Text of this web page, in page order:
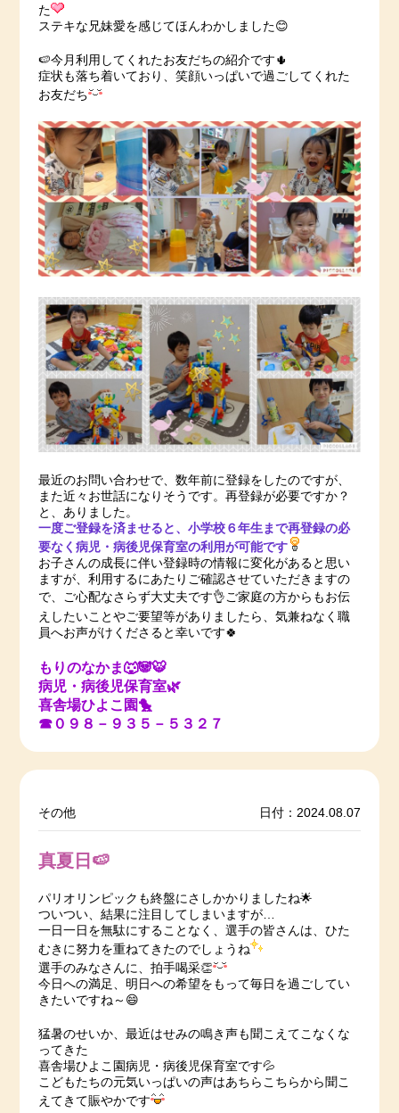
た
ステキな兄妹愛を感じてほんわかしました😊
🍉今月利用してくれたお友だちの紹介です🌵
症状も落ち着いており、笑顔いっぱいで過ごしてくれた
お友だち
最近のお問い合わせで、数年前に登録をしたのですが、
また近々お世話になりそうです。再登録が必要ですか？
と、ありました。
一度ご登録を済ませると、小学校６年生まで再登録の必
要なく病児・病後児保育室の利用が可能です
お子さんの成長に伴い登録時の情報に変化があると思い
ますが、利用するにあたりご確認させていただきますの
で、ご心配なさらず大丈夫です👌ご家庭の方からもお伝
えしたいことやご要望等がありましたら、気兼ねなく職
員へお声がけくださると幸いです🍀
もりのなかま🐺🐼🐯
病児・病後児保育室🌿
喜舎場ひよこ園🐤
☎０９８－９３５－５３２７
その他 日付：2024.08.07
真夏日🍉
パリオリンピックも終盤にさしかかりましたね🌟
ついつい、結果に注目してしまいますが…
一日一日を無駄にすることなく、選手の皆さんは、ひた
むきに努力を重ねてきたのでしょうね
選手のみなさんに、拍手喝采👏
今日への満足、明日への希望をもって毎日を過ごしてい
きたいですね～😄
猛暑のせいか、最近はせみの鳴き声も聞こえてこなくな
ってきた
喜舎場ひよこ園病児・病後児保育室です💦
こどもたちの元気いっぱいの声はあちらこちらから聞こ
えてきて賑やかです